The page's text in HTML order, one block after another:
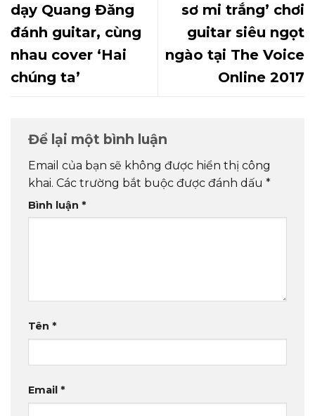
dạy Quang Đăng
đánh guitar, cùng
nhau cover ‘Hai
chúng ta’
sơ mi trắng’ chơi
guitar siêu ngọt
ngào tại The Voice
Online 2017
Để lại một bình luận
Email của bạn sẽ không được hiển thị công
khai. Các trường bắt buộc được đánh dấu *
Bình luận *
Tên *
Email *